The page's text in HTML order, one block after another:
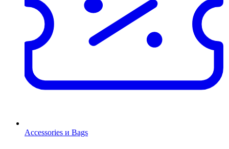
Accessories и Bags